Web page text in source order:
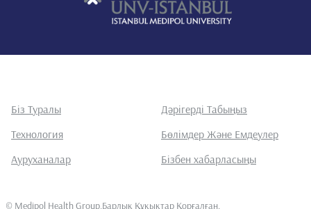
Біз Туралы
Дәрігерді Табыңыз
Технология
Бөлімдер Және Емдеулер
Ауруханалар
Бізбен хабарласыңы
© Medipol Health Group.Барлық Құқықтар Қорғалған